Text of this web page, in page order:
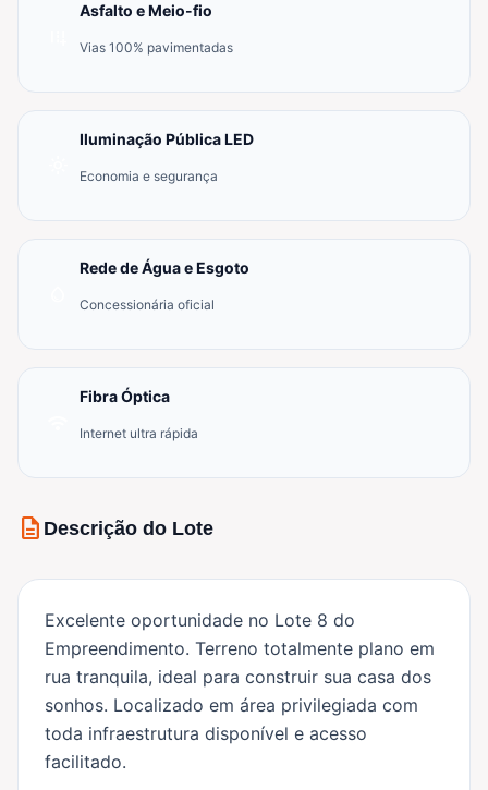
Asfalto e Meio-fio
Vias 100% pavimentadas
Iluminação Pública LED
Economia e segurança
Rede de Água e Esgoto
Concessionária oficial
Fibra Óptica
Internet ultra rápida
description Descrição do Lote
Excelente oportunidade no Lote 8 do
Empreendimento. Terreno totalmente plano em
rua tranquila, ideal para construir sua casa dos
sonhos. Localizado em área privilegiada com
toda infraestrutura disponível e acesso
facilitado.